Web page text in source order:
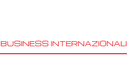
BUSINESS INTERNAZIONALI